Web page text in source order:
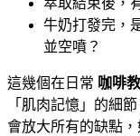
萃取結束後，
牛奶打發完，
並空噴？
這幾個在日常 咖啡
「肌肉記憶」的細
會放大所有的缺點